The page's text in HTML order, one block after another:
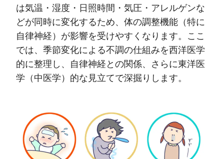
は気温・湿度・日照時間・気圧・アレルゲンな
どが同時に変化するため、体の調整機能（特に
自律神経）が影響を受けやすくなります。ここ
では、季節変化による不調の仕組みを西洋医学
的に整理し、自律神経との関係、さらに東洋医
学（中医学）的な見立てで深掘りします。